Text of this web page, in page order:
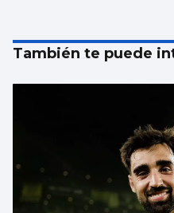
También te puede